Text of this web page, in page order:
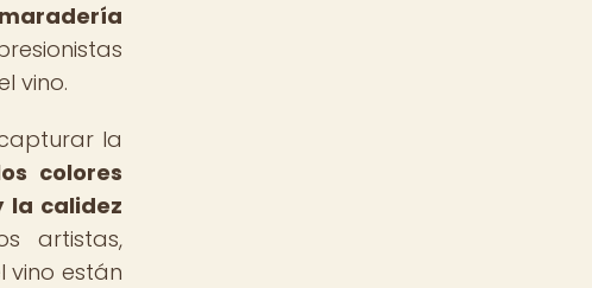
vino.
la
colores
la calidez
artistas,
vino están